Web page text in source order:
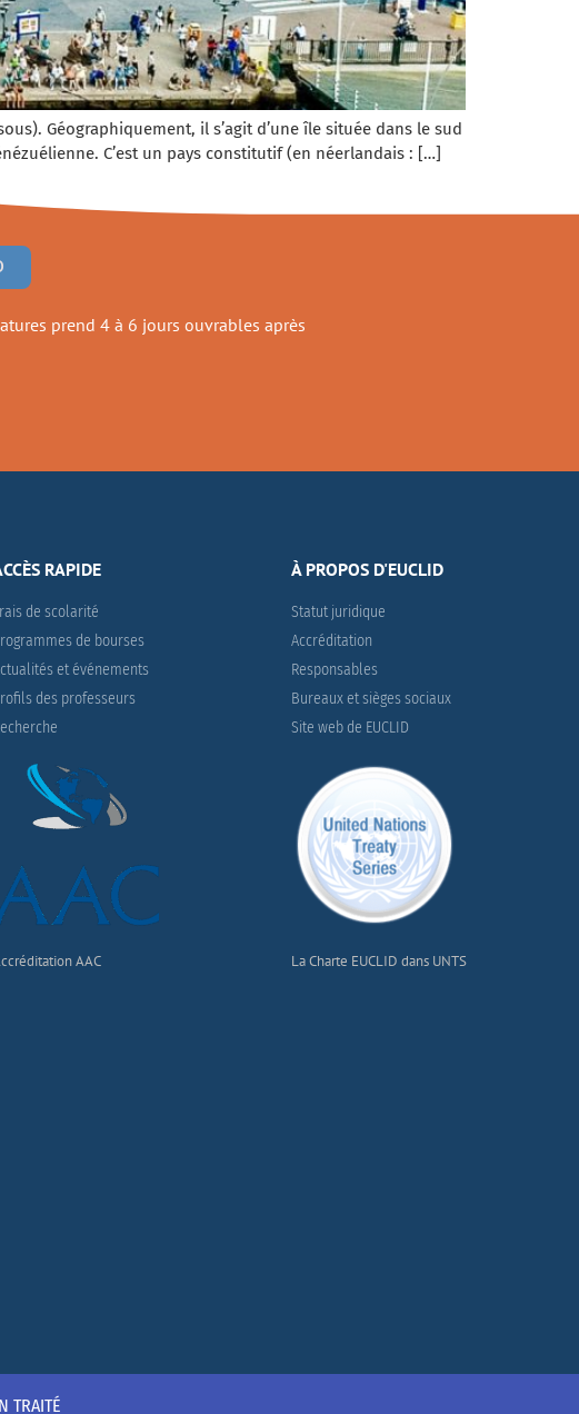
Géographiquement, il s’agit d’une île située dans le sud
C’est un pays constitutif (en néerlandais : […]
prend 4 à 6 jours ouvrables après
RAPIDE
de scolarité
de bourses
et événements
des professeurs
AAC
À PROPOS D'EUCLID
Statut juridique
Accréditation
Responsables
Bureaux et sièges sociaux
Site web de EUCLID
La Charte EUCLID dans UNTS
TRAITÉ